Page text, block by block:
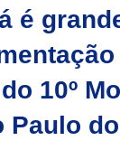
é
10º
Paulo